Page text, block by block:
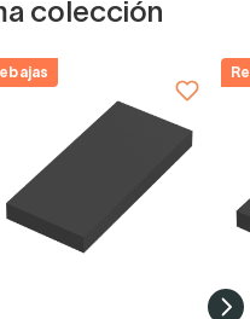
colección